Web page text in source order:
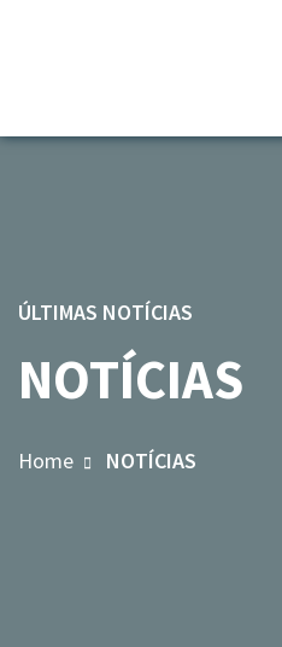
ÚLTIMAS NOTÍCIAS
NOTÍCIAS
Home NOTÍCIAS